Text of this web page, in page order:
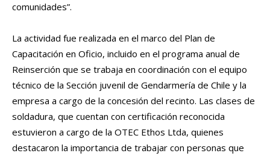
comunidades”.
La actividad fue realizada en el marco del Plan de
Capacitación en Oficio, incluido en el programa anual de
Reinserción que se trabaja en coordinación con el equipo
técnico de la Sección juvenil de Gendarmería de Chile y la
empresa a cargo de la concesión del recinto. Las clases de
soldadura, que cuentan con certificación reconocida
estuvieron a cargo de la OTEC Ethos Ltda, quienes
destacaron la importancia de trabajar con personas que